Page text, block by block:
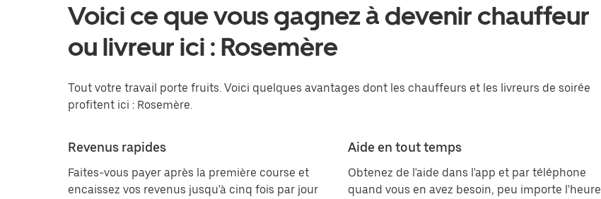
Voici ce que vous gagnez à devenir chauffeur
ou livreur ici : Rosemère
Tout votre travail porte fruits. Voici quelques avantages dont les chauffeurs et les livreurs de soirée
profitent ici : Rosemère.
Revenus rapides
Faites-vous payer après la première course et
encaissez vos revenus jusqu'à cinq fois par jour
Aide en tout temps
Obtenez de l'aide dans l'app et par téléphone
quand vous en avez besoin, peu importe l'heure